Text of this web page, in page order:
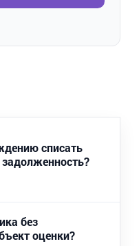
списать
без
оценки?